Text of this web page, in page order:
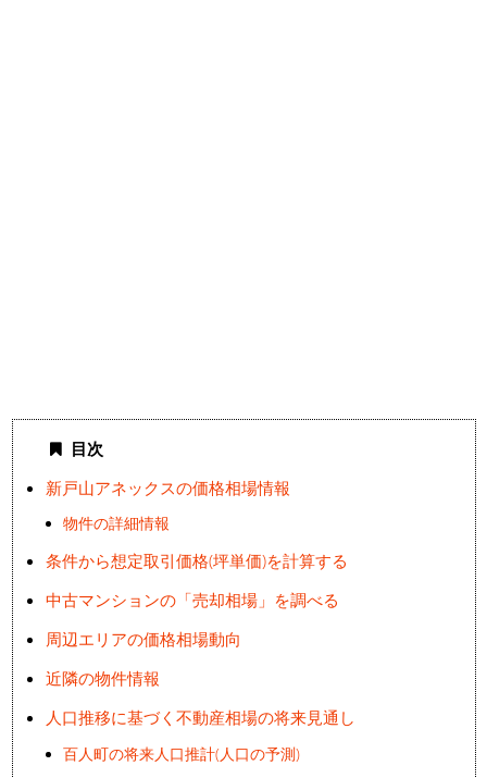
目次
新戸山アネックスの価格相場情報
物件の詳細情報
条件から想定取引価格(坪単価)を計算する
中古マンションの「売却相場」を調べる
周辺エリアの価格相場動向
近隣の物件情報
人口推移に基づく不動産相場の将来見通し
百人町の将来人口推計(人口の予測)